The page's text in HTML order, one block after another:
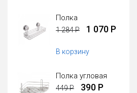
Полка
1 284 Р 1 070 Р
В корзину
Полка угловая
449 Р 390 Р